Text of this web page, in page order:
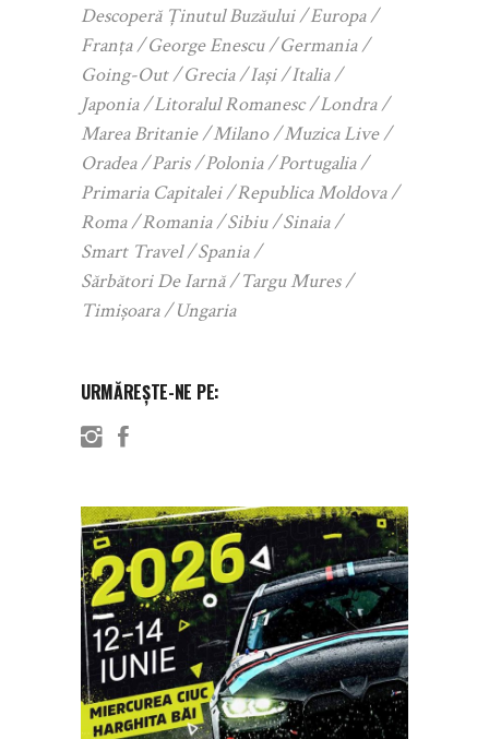
Descoperă Ținutul Buzăului
Europa
Franța
George Enescu
Germania
Going-Out
Grecia Iași
Italia
Japonia
Litoralul Romanesc
Londra
Marea Britanie
Milano
Muzica Live
Oradea
Paris Polonia
Portugalia
Primaria Capitalei
Republica Moldova
Roma
Romania Sibiu
Sinaia
Smart Travel
Spania
Sărbători De Iarnă
Targu Mures
Timișoara
Ungaria
URMĂREȘTE-NE PE: